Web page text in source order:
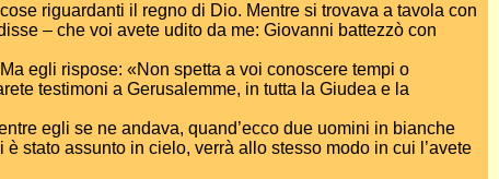
riguardanti il regno di Dio. Mentre si trovava a tavola con
– che voi avete udito da me: Giovanni battezzò con
egli rispose: «Non spetta a voi conoscere tempi o
testimoni a Gerusalemme, in tutta la Giudea e la
egli se ne andava, quand’ecco due uomini in bianche
stato assunto in cielo, verrà allo stesso modo in cui l’avete